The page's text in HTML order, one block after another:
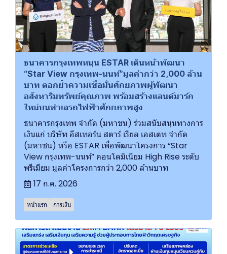
ธนาคารกรุงเทพหนุน ESTAR เดินหน้าพัฒนา
“Star View กรุงเทพ-นนท์”มูลค่ากว่า 2,000 ล้าน
บาท ตอกย้ำความเชื่อมั่นศักยภาพผู้พัฒนา
อสังหาริมทรัพย์คุณภาพ พร้อมสร้างแลนด์มาร์ก
ใหม่บนทำเลรถไฟฟ้าศักยภาพสูง
ธนาคารกรุงเทพ จำกัด (มหาชน) ร่วมสนับสนุนทางการ
เงินแก่ บริษัท อีสเทอร์น สตาร์ เรียล เอสเตท จำกัด
(มหาชน) หรือ ESTAR เพื่อพัฒนาโครงการ “Star
View กรุงเทพ-นนท์” คอนโดมิเนียม High Rise ระดับ
พรีเมียม มูลค่าโครงการกว่า 2,000 ล้านบาท
17 ก.ค. 2026
หน้าแรก การเงิน